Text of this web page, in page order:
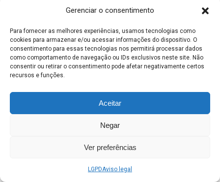
Gerenciar o consentimento
Para fornecer as melhores experiências, usamos tecnologias como
cookies para armazenar e/ou acessar informações do dispositivo. O
consentimento para essas tecnologias nos permitirá processar dados
como comportamento de navegação ou IDs exclusivos neste site. Não
consentir ou retirar o consentimento pode afetar negativamente certos
recursos e funções.
Aceitar
Negar
Ver preferências
LGPDAviso legal
Equipes da Prefeitura
removem árvores que
caíram após forte chuva
em Três Lagoas
Henrique Alves